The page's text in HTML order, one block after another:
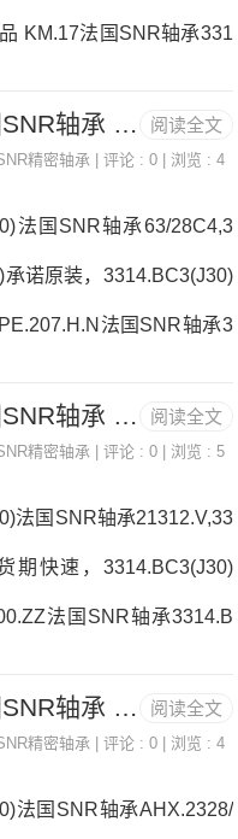
荐：3314.BC3(J30)，FB
荐：23222.EAKW33C3
KM.17法国SNR轴承331
轴承3314.BC3(J30)价格
参数3314.BC3(J30)
采购 热销型号推
，FB22435-H RK6-
255237015UCG/GNP4
阅读全文
3314.BC3(J30) 法国SNR轴承 UC.204-12.G2.L3
精密轴承 | 评论 : 0 | 浏览 : 4
法国SNR轴承63/28C4,3
诺原装，3314.BC3(J30)
法国SNR轴承3
价格29352
价格,3314.BC3(J30)采
荐：3314.BC3(J30)，FB
22E1Z，P4BE308-SRB-
价
阅读全文
3314.BC3(J30) 法国SNR轴承 4T-13685/13621
精密轴承 | 评论 : 0 | 浏览 : 5
法国SNR轴承21312.V,33
期快速，3314.BC3(J30)
法国SNR轴承3314.B
承3314.BC3(J30)价格70
参数3314.BC3(J30)价
阅读全文
3314.BC3(J30) 法国SNR轴承 UCPE.216
精密轴承 | 评论 : 0 | 浏览 : 4
法国SNR轴承AHX.2328/